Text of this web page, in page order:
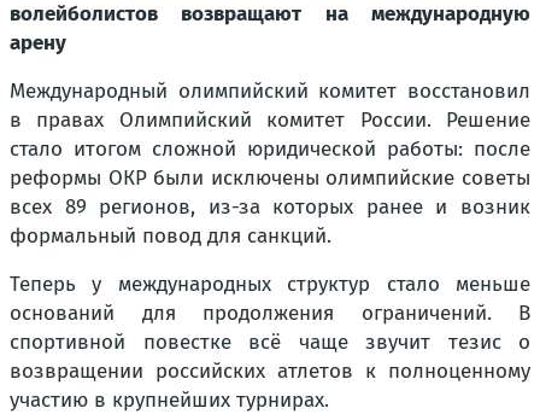
волейболистов возвращают на международную
арену
Международный олимпийский комитет восстановил
в правах Олимпийский комитет России. Решение
стало итогом сложной юридической работы: после
реформы ОКР были исключены олимпийские советы
всех 89 регионов, из-за которых ранее и возник
формальный повод для санкций.
Теперь у международных структур стало меньше
оснований для продолжения ограничений. В
спортивной повестке всё чаще звучит тезис о
возвращении российских атлетов к полноценному
участию в крупнейших турнирах.